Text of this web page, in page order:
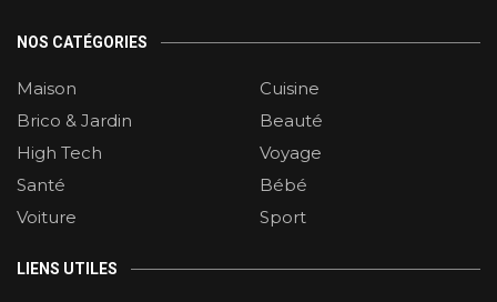
NOS CATÉGORIES
Maison
Cuisine
Brico & Jardin
Beauté
High Tech
Voyage
Santé
Bébé
Voiture
Sport
LIENS UTILES